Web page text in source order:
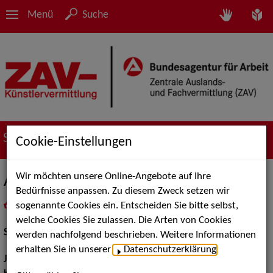
Menü Suche
Suche nach Künstler*innen
Andreas Spaniol
als PDF speichern
inMeine Merklistelegen
Schauspiel:Film und TV
Jahrgang:
Cookie-Einstellungen
Wir möchten unsere Online-Angebote auf Ihre
Bedürfnisse anpassen. Zu diesem Zweck setzen wir
sogenannte Cookies ein. Entscheiden Sie bitte selbst,
welche Cookies Sie zulassen. Die Arten von Cookies
werden nachfolgend beschrieben. Weitere Informationen
erhalten Sie in unserer
Datenschutzerklärung